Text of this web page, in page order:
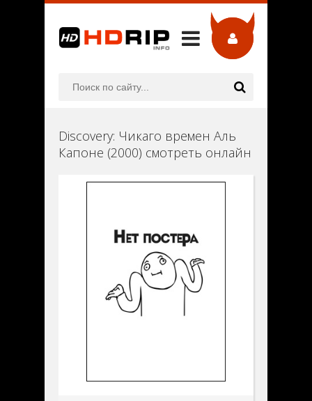
Discovery: Чикаго времен Аль
Капоне (2000) смотреть онлайн